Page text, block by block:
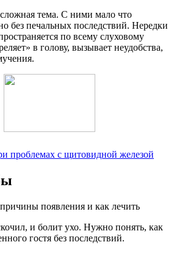
тема. С ними мало что
без печальных последствий. Нередки
по всему слуховому
в голову, вызывает неудобства,
проблемах с щитовидной железой
и болит ухо. Нужно понять, как
гостя без последствий.